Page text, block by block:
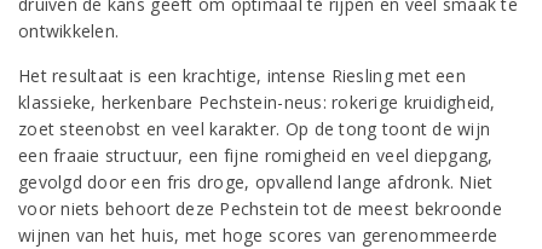
ontwikkelen.
Het resultaat is een krachtige, intense Riesling met een
klassieke, herkenbare Pechstein-neus: rokerige kruidigheid,
zoet steenobst en veel karakter. Op de tong toont de wijn
een fraaie structuur, een fijne romigheid en veel diepgang,
gevolgd door een fris droge, opvallend lange afdronk. Niet
voor niets behoort deze Pechstein tot de meest bekroonde
wijnen van het huis, met hoge scores van gerenommeerde